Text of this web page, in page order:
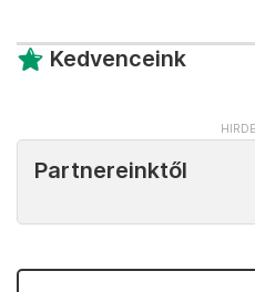
Kedvenceink
Partnereinktől